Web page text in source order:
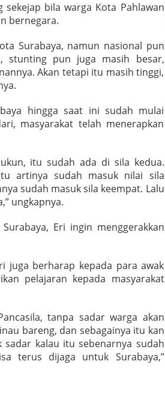
bila warga Kota Pahlawan
bernegara.
Surabaya, namun nasional pun
stunting pun juga masih besar,
Akan tetapi itu masih tinggi,
hingga saat ini sudah mulai
masyarakat telah menerapkan
itu sudah ada di sila kedua.
artinya sudah masuk nilai sila
sudah masuk sila keempat. Lalu
ungkapnya.
Eri ingin menggerakkan
juga berharap kepada para awak
pelajaran kepada masyarakat
tanpa sadar warga akan
bareng, dan sebagainya itu kan
sadar kalau itu sebenarnya sudah
terus dijaga untuk Surabaya,”